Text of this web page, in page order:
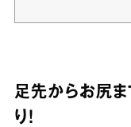
足先からお尻
り！